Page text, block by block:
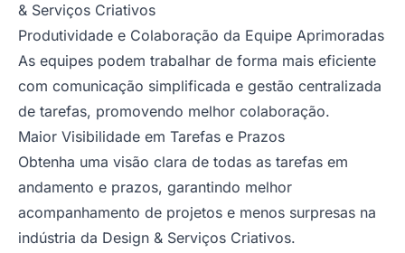
& Serviços Criativos
Produtividade e Colaboração da Equipe Aprimoradas
As equipes podem trabalhar de forma mais eficiente
com comunicação simplificada e gestão centralizada
de tarefas, promovendo melhor colaboração.
Maior Visibilidade em Tarefas e Prazos
Obtenha uma visão clara de todas as tarefas em
andamento e prazos, garantindo melhor
acompanhamento de projetos e menos surpresas na
indústria da Design & Serviços Criativos.